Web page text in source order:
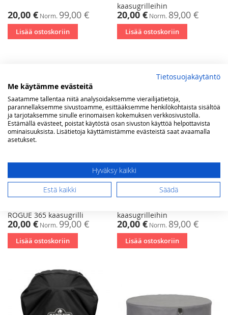
Tarjoushinta
20,00 € Norm. 99,00 €
Lisää ostoskoriin
kaasugrilleihin
Tarjoushinta
20,00 € Norm. 89,00 €
Lisää ostoskoriin
Napoleon suojahuppu
ROGUE 365 kaasugrilli
Tarjoushinta
20,00 € Norm. 99,00 €
Lisää ostoskoriin
Napoleon suojahuppu
kaasugrilleihin
Tarjoushinta
20,00 € Norm. 89,00 €
Lisää ostoskoriin
Tietosuojakäytäntö
Me käytämme evästeitä
Saatamme tallentaa niitä analysoidaksemme vierailijatietoja,
parannellaksemme sivustoamme, esittääksemme henkilökohtaista sisältöä
ja tarjotaksemme sinulle erinomaisen kokemuksen verkkosivustolla.
Estämällä evästeet, poistat käytöstä osan sivuston käyttöä helpottavista
ominaisuuksista. Lisätietoja käyttämistämme evästeistä saat avaamalla
asetukset.
Hyväksy kaikki
Estä kaikki
Säädä